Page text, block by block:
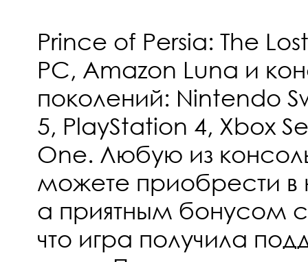
Prince of Persia: The
PC, Amazon Luna и
поколений: Nintendo
5, PlayStation 4, Xbox
One. Любую из
можете приобрести
а приятным бонусом
что игра получила